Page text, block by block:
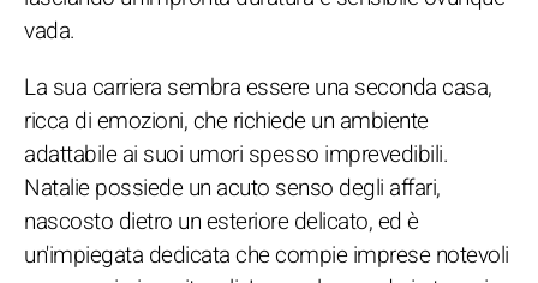
vada.
La sua carriera sembra essere una seconda casa,
ricca di emozioni, che richiede un ambiente
adattabile ai suoi umori spesso imprevedibili.
Natalie possiede un acuto senso degli affari,
nascosto dietro un esteriore delicato, ed è
un'impiegata dedicata che compie imprese notevoli